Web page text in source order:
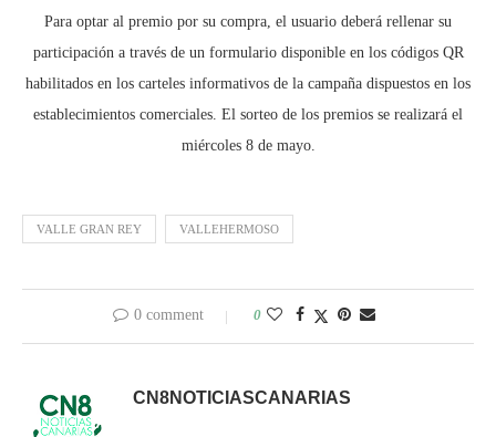
Para optar al premio por su compra, el usuario deberá rellenar su
participación a través de un formulario disponible en los códigos QR
habilitados en los carteles informativos de la campaña dispuestos en los
establecimientos comerciales. El sorteo de los premios se realizará el
miércoles 8 de mayo.
VALLE GRAN REY VALLEHERMOSO
0 comment 0
CN8NOTICIASCANARIAS